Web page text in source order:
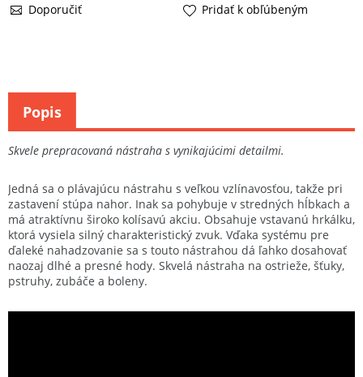
Doporučiť
Pridať k obľúbeným
Skvele prepracovaná nástraha s vynikajúcimi detailmi.
Jedná sa o plávajúcu nástrahu s veľkou vzlínavosťou, takže pri
zastavení stúpa nahor. Inak sa pohybuje v stredných hĺbkach a
má atraktívnu široko kolísavú akciu. Obsahuje vstavanú hrkálku,
ktorá vysiela silný charakteristický zvuk. Vďaka systému pre
ďaleké nahadzovanie sa s touto nástrahou dá ľahko dosahovať
naozaj dlhé a presné hody. Skvelá nástraha na ostrieže, šťuky,
pstruhy, zubáče a boleny.
Popis